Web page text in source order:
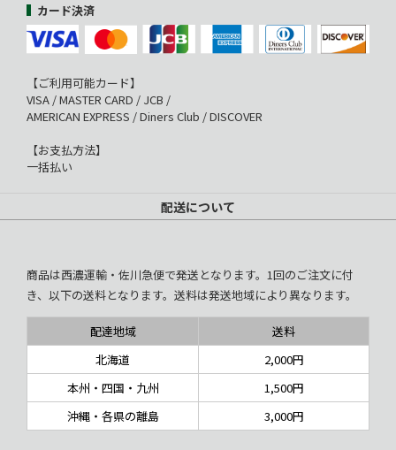
カード決済
【ご利用可能カード】
VISA / MASTER CARD / JCB /
AMERICAN EXPRESS / Diners Club / DISCOVER
【お支払方法】
一括払い
配送について
商品は西濃運輸・佐川急便で発送となります。1回のご注文に付
き、以下の送料となります。送料は発送地域により異なります。
配達地域
送料
北海道
2,000円
本州・四国・九州
1,500円
沖縄・各県の離島
3,000円